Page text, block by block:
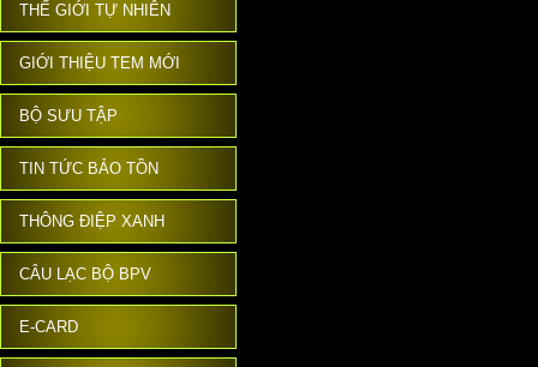
THẾ GIỚI TỰ NHIÊN
GIỚI THIỆU TEM MỚI
BỘ SƯU TẬP
TIN TỨC BẢO TỒN
THÔNG ĐIỆP XANH
CÂU LẠC BỘ BPV
E-CARD